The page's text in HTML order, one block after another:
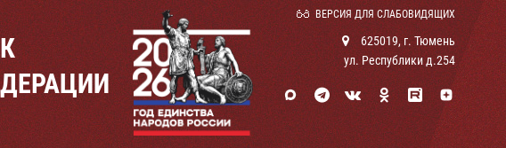
ВЕРСИЯ ДЛЯ СЛАБОВИДЯЩИХ
625019, г. Тюмень
ул. Республики д.254